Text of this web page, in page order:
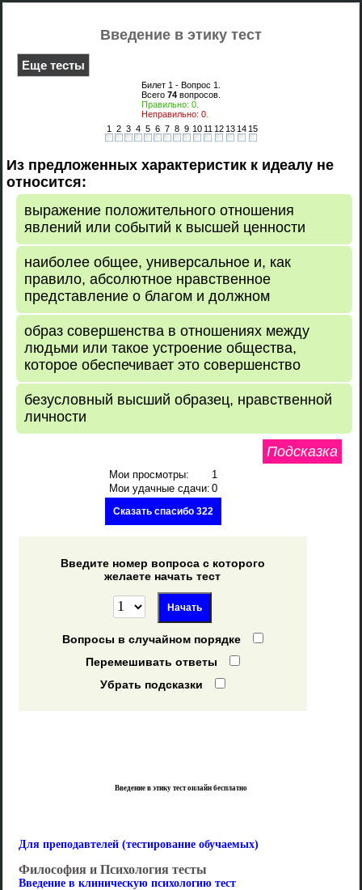
Введение в этику тест
Еще тесты
Билет 1 - Вопрос 1
Всего 74 вопросов.
Правильно: 0
Неправильно: 0
1
2 3 4 5 6 7 8 9 10 11 12 13 14 15
Из предложенных характеристик к идеалу не
относится:
выражение положительного отношения
явлений или событий к высшей ценности
наиболее общее, универсальное и, как
правило, абсолютное нравственное
представление о благом и должном
образ совершенства в отношениях между
людьми или такое устроение общества,
которое обеспечивает это совершенство
безусловный высший образец, нравственной
личности
Подсказка
Мои просмотры:
1
Мои удачные сдачи: 0
Сказать спасибо 322
Введите номер вопроса с которого
желаете начать тест
Вопросы в случайном порядке
Перемешивать ответы
Убрать подсказки
Введение в этику тест онлайн бесплатно
Для преподавтелей (тестирование обучаемых)
Философия и Психология тесты
Введение в клиническую психологию тест